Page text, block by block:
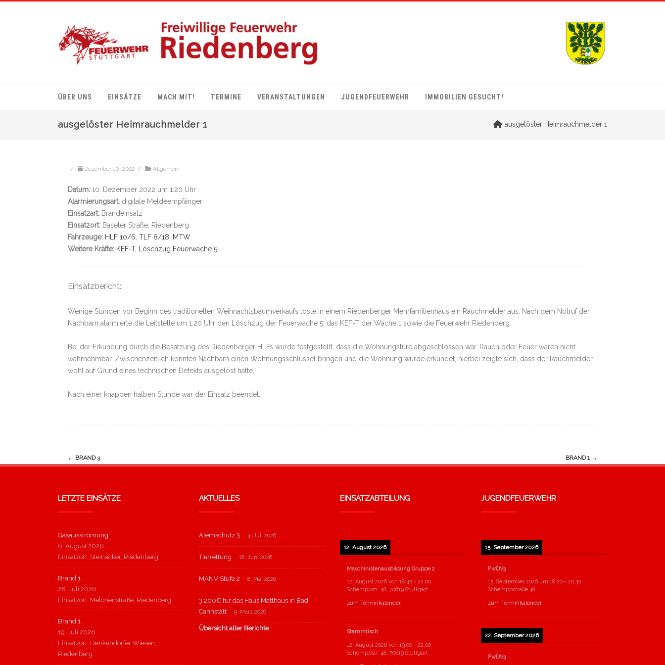
ÜBER UNS EINSÄTZE MACH MIT! TERMINE VERANSTALTUNGEN JUGENDFEUERWEHR IMMOBILIEN GESUCHT!
ausgelöster Heimrauchmelder 1 ausgelöster Heimrauchmelder 1
/ Dezember 10, 2022 / Allgemein
Datum: 10. Dezember 2022 um 1:20 Uhr
Alarmierungsart: digitale Meldeempfänger
Einsatzart: Brandeinsatz
Einsatzort: Baseler Straße, Riedenberg
Fahrzeuge: HLF 10/6 TLF 8/18 MTW
Weitere Kräfte: KEF-T, Löschzug Feuerwache 5
Einsatzbericht:
Wenige Stunden vor Beginn des traditionellen Weihnachtsbaumverkaufs löste in einem Riedenberger Mehrfamilienhaus ein Rauchmelder aus. Nach dem Notruf der
Nachbarn alarmierte die Leitstelle um 1:20 Uhr den Löschzug der Feuerwache 5, das KEF-T der Wache 1 sowie die Feuerwehr Riedenberg.
Bei der Erkundung durch die Besatzung des Riedenberger HLFs wurde festgestellt, dass die Wohnungstüre abgeschlossen war. Rauch oder Feuer waren nicht
wahrnehmbar. Zwischenzeitlich konnten Nachbarn einen Wohnungsschlüssel bringen und die Wohnung wurde erkundet, hierbei zeigte sich, dass der Rauchmelder
wohl auf Grund eines technischen Defekts ausgelöst hatte.
Nach einer knappen halben Stunde war der Einsatz beendet.
Navigation
← BRAND 3 BRAND 1 →
LETZTE EINSÄTZE
Gasausströmung
6. August 2026
Einsatzort: Steinäcker, Riedenberg
Brand 1
28. Juli 2026
Einsatzort: Melonenstraße, Riedenberg
Brand 1
19. Juli 2026
Einsatzort: Denkendorfer Wiesen,
Riedenberg
AKTUELLES
Atemschutz 3 4. Juli 2026
Tierrettung 18. Juni 2026
MANV Stufe 2 8. Mai 2026
3.200€ für das Haus Matthäus in Bad
Cannstatt
9. März 2026
Übersicht aller Berichte
EINSATZABTEILUNG
12. August 2026
Maschinistenausbildung Gruppe 2
12. August 2026 von 18:45 - 22:00
Schemppstr. 48, 70619 Stuttgart
zum Terminkalender
Stammtisch
12. August 2026 von 19:00 - 22:00
Schemppstr. 48, 70619 Stuttgart
JUGENDFEUERWEHR
15. September 2026
FwDV3
15. September 2026 um 18:20 - 20:30
Schemppstraße 48
zum Terminkalender
22. September 2026
FwDV3